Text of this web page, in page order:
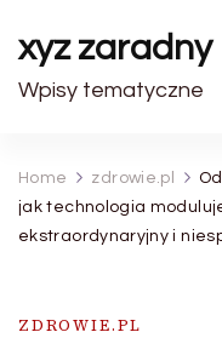
xyz zaradny
Wpisy tematyczne
Home zdrowie.pl
jak technologia
ekstraordynaryjny i
ZDROWIE.PL